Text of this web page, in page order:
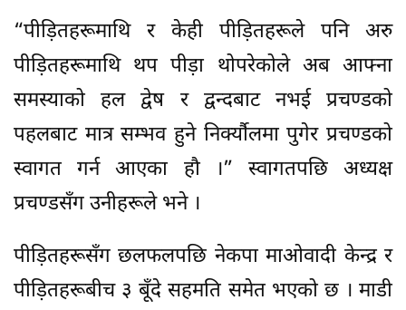
“पीड़ितहरूमाथि र केही पीड़ितहरूले पनि अरु
पीड़ितहरूमाथि थप पीड़ा थोपरेकोले अब आफ्ना
समस्याको हल द्वेष र द्वन्दबाट नभई प्रचण्डको
पहलबाट मात्र सम्भव हुने निर्क्यौलमा पुगेर प्रचण्डको
स्वागत गर्न आएका हौ ।” स्वागतपछि अध्यक्ष
प्रचण्डसँग उनीहरूले भने ।
पीड़ितहरूसँग छलफलपछि नेकपा माओवादी केन्द्र र
पीड़ितहरूबीच ३ बूँदे सहमति समेत भएको छ । माडी